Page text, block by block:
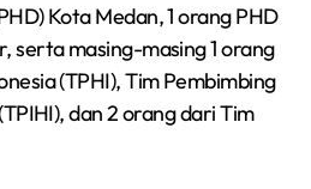
Kota Medan, 1 orang PHD
serta masing-masing 1 orang
(TPHI), Tim Pembimbing
dan 2 orang dari Tim